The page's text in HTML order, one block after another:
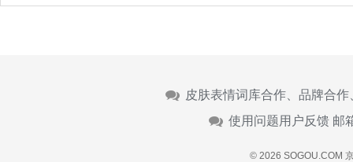
皮肤表情词库合作、品牌合
使用问题用户反馈 邮
© 2026 SOGOU.COM